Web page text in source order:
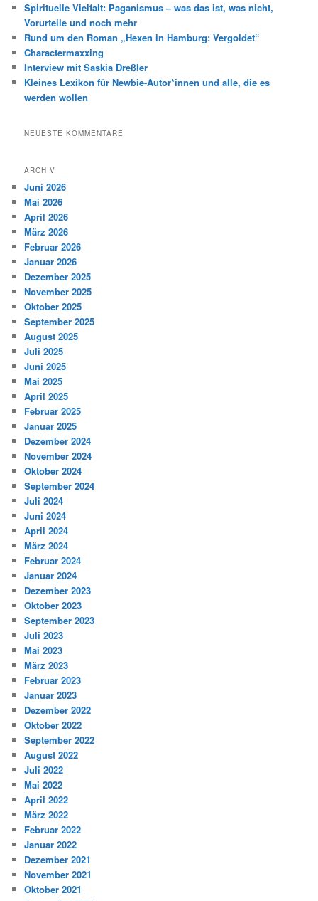
n
Spirituelle Vielfalt: Paganismus – was das ist, was nicht,
Vorurteile und noch mehr
Rund um den Roman „Hexen in Hamburg: Vergoldet“
Charactermaxxing
Interview mit Saskia Dreßler
Kleines Lexikon für Newbie-Autor*innen und alle, die es
werden wollen
NEUESTE KOMMENTARE
ARCHIV
Juni 2026
Mai 2026
April 2026
März 2026
Februar 2026
Januar 2026
Dezember 2025
November 2025
Oktober 2025
September 2025
August 2025
Juli 2025
Juni 2025
Mai 2025
April 2025
Februar 2025
Januar 2025
Dezember 2024
November 2024
Oktober 2024
September 2024
Juli 2024
Juni 2024
April 2024
März 2024
Februar 2024
Januar 2024
Dezember 2023
Oktober 2023
September 2023
Juli 2023
Mai 2023
März 2023
Februar 2023
Januar 2023
Dezember 2022
Oktober 2022
September 2022
August 2022
Juli 2022
Mai 2022
April 2022
März 2022
Februar 2022
Januar 2022
Dezember 2021
November 2021
Oktober 2021